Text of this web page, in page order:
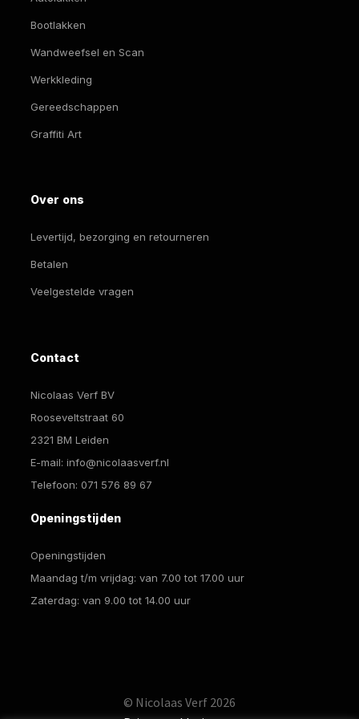
Bootlakken
Wandweefsel en Scan
Werkkleding
Gereedschappen
Graffiti Art
Over ons
Levertijd, bezorging en retourneren
Betalen
Veelgestelde vragen
Contact
Nicolaas Verf BV
Rooseveltstraat 60
2321 BM Leiden
E-mail: info@nicolaasverf.nl
Telefoon: 071 576 89 67
Openingstijden
Openingstijden
Maandag t/m vrijdag: van 7.00 tot 17.00 uur
Zaterdag: van 9.00 tot 14.00 uur
© Nicolaas Verf 2026